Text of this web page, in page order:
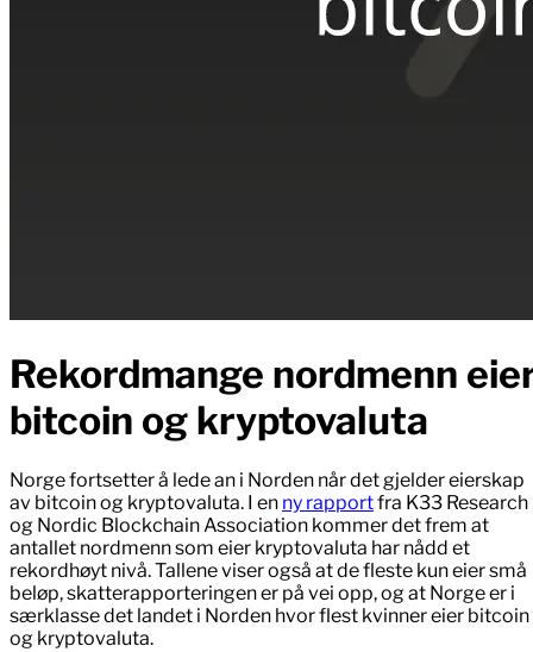
Rekordmange nordmenn
bitcoin og kryptovaluta
Norge fortsetter å lede an i Norden når det gjelder eierskap
av bitcoin og kryptovaluta. I en ny rapportfra K33 Research
og Nordic Blockchain Association kommer det frem at
antallet nordmenn som eier kryptovaluta har nådd et
rekordhøyt nivå. Tallene viser også at de fleste kun eier små
beløp, skatterapporteringen er på vei opp, og at Norge er i
særklasse det landet i Norden hvor flest kvinner eier bitcoin
og kryptovaluta.